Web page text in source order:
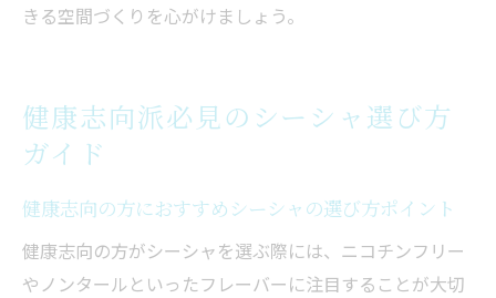
きる空間づくりを心がけましょう。
健康志向派必見のシーシャ選び方
ガイド
健康志向の方におすすめシーシャの選び方ポイント
健康志向の方がシーシャを選ぶ際には、ニコチンフリー
やノンタールといったフレーバーに注目することが大切